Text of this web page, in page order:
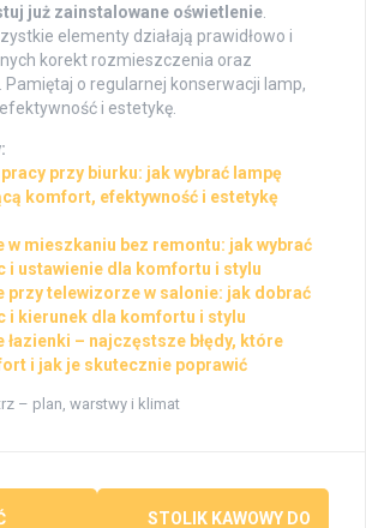
już zainstalowane oświetlenie
elementy działają prawidłowo i
korekt rozmieszczenia oraz
Pamiętaj o regularnej konserwacji lamp,
i estetykę.
przy biurku: jak wybrać lampę
komfort, efektywność i estetykę
w mieszkaniu bez remontu: jak wybrać
i ustawienie dla komfortu i stylu
przy telewizorze w salonie: jak dobrać
i kierunek dla komfortu i stylu
łazienki – najczęstsze błędy, które
i jak je skutecznie poprawić
– plan, warstwy i klimat
STOLIK KAWOWY DO